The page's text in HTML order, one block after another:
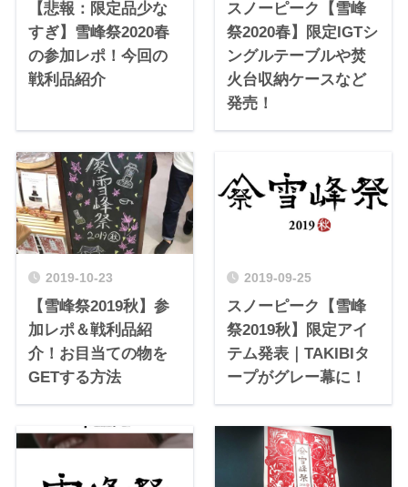
【悲報：限定品少な
すぎ】雪峰祭2020春
の参加レポ！今回の
戦利品紹介
スノーピーク【雪峰
祭2020春】限定IGTシ
ングルテーブルや焚
火台収納ケースなど
発売！
2019-10-23
【雪峰祭2019秋】参
加レポ＆戦利品紹
介！お目当ての物を
GETする方法
2019-09-25
スノーピーク【雪峰
祭2019秋】限定アイ
テム発表｜TAKIBIタ
ープがグレー幕に！